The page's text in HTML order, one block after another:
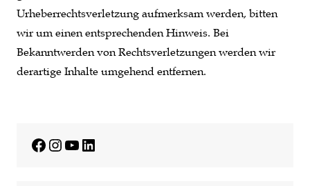
Urheberrechtsverletzung aufmerksam werden, bitten
wir um einen entsprechenden Hinweis. Bei
Bekanntwerden von Rechtsverletzungen werden wir
derartige Inhalte umgehend entfernen.
Facebook
Instagram
YouTube
LinkedIn